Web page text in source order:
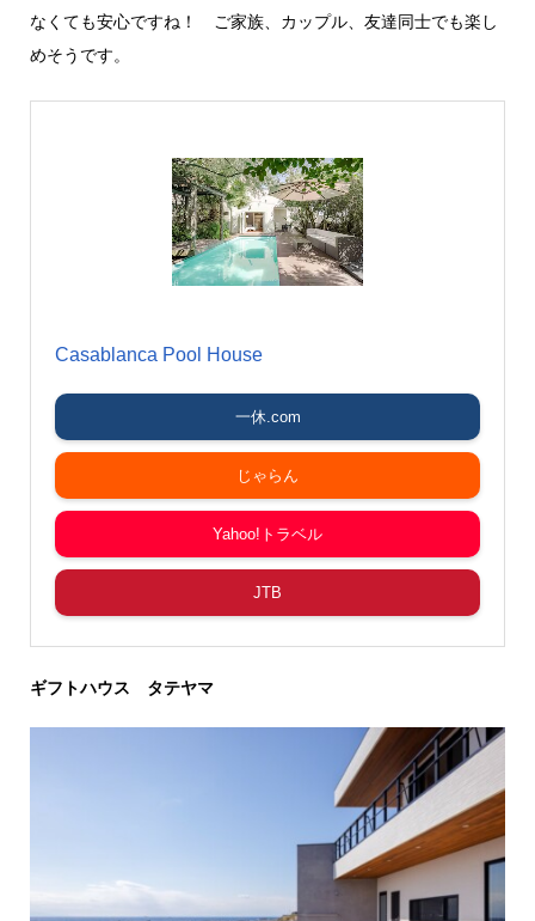
なくても安心ですね！ ご家族、カップル、友達同士でも楽し
めそうです。
Casablanca Pool House
一休.com
じゃらん
Yahoo!トラベル
JTB
ギフトハウス タテヤマ